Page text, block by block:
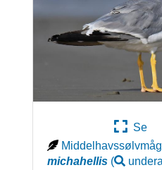
Se
michahellis(